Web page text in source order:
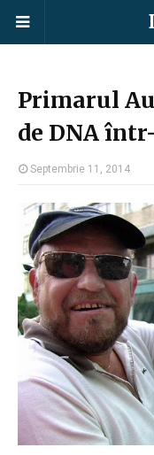
Primarul
de DNA
Septembrie 11, 2014